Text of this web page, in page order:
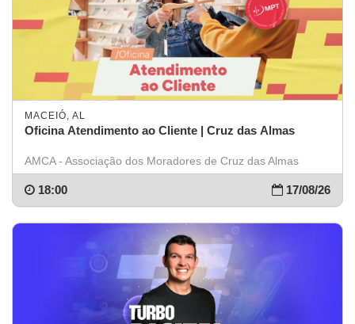
MACEIÓ, AL
Oficina Atendimento ao Cliente | Cruz das Almas
AMCA - Associação dos Moradores de Cruz das Almas
17/08/26
18:00